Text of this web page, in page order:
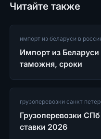
Читайте также
импорт из беларуси в
Импорт из
таможня, сроки
грузоперевозки санкт
Грузоперевозки
ставки 2026